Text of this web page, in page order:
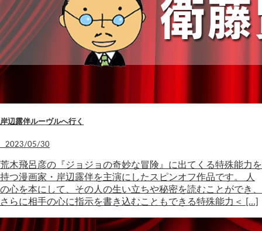
岸辺露伴ルーヴルへ行く
2023/05/30
荒木飛呂彦の『ジョジョの奇妙な冒険』に出てくる特殊能力を
持つ漫画家・岸辺露伴を主演にしたスピンオフ作品です。 人
の心を本にして、その人の生い立ちや秘密を読むことができ、
さらに相手の心に指示を書き込むこともできる特殊能力＜ […]